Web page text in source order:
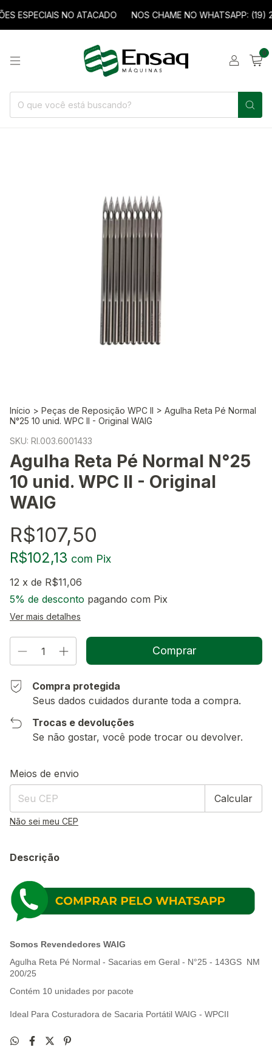
NO ATACADO NOS CHAME NO WHATSAPP: (19)
0
Início > Peças de Reposição WPC II > Agulha Reta Pé Normal
N°25 10 unid. WPC II - Original WAIG
SKU: RI.003.6001433
Agulha Reta Pé Normal N°25
10 unid. WPC II - Original
WAIG
R$107,50
R$102,13 com Pix
12 x de R$11,06
5% de desconto pagando com Pix
Ver mais detalhes
Compra protegida
Seus dados cuidados durante toda a compra.
Trocas e devoluções
Se não gostar, você pode trocar ou devolver.
Entregas para o CEP:
Meios de envio
Calcular
Não sei meu CEP
Descrição
Somos Revendedores WAIG
Agulha Reta Pé Normal - Sacarias em Geral - N°25 - 143GS NM
200/25
Contém 10 unidades por pacote
Ideal Para Costuradora de Sacaria Portátil WAIG - WPCII